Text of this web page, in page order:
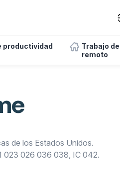
productividad
Trabajo
remoto
de los Estados Unidos.
023 026 036 038, IC 042.